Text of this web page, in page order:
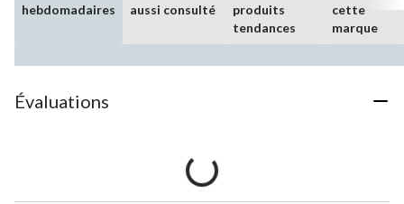
hebdomadaires
aussi consulté
produits
tendances
cette
marque
Évaluations